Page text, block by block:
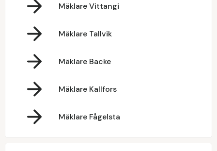
Mäklare Vittangi
Mäklare Tallvik
Mäklare Backe
Mäklare Kallfors
Mäklare Fågelsta